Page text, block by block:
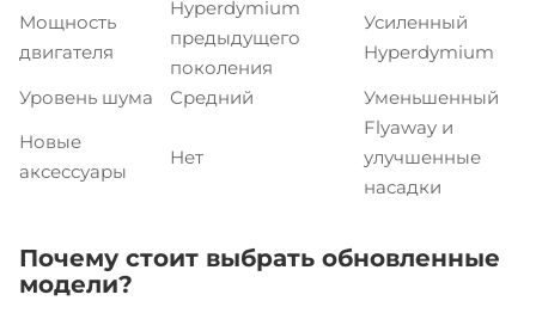
Мощность
двигателя
Hyperdymium
предыдущего
поколения
Усиленный
Hyperdymium
Уровень шума
Средний
Уменьшенный
Новые
аксессуары
Нет
Flyaway и
улучшенные
насадки
Почему стоит выбрать обновленные
модели?